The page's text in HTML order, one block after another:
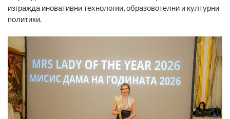
изгражда иновативни технологии, образовотелни и културни
политики.